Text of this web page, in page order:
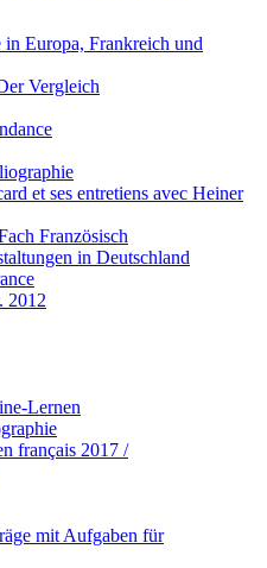
Europa, Frankreich und
Vergleich
et ses entretiens avec Heiner
Französisch
in Deutschland
2012
Lernen
français 2017 /
mit Aufgaben für